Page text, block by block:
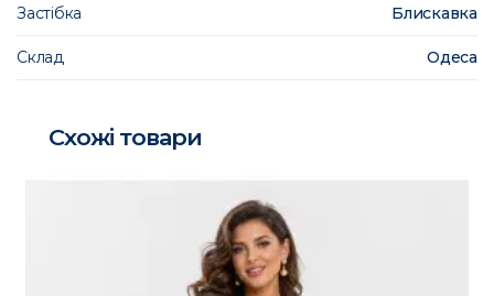
Застібка Блискавка
Склад Одеса
Схожі товари